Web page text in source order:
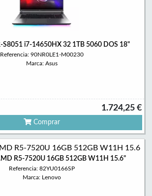
S8051 i7-14650HX 32 1TB 5060 DOS 18"
Referencia: 90NR0LE1-M00230
Marca: Asus
1.724,25 €
Comprar
R5-7520U 16GB 512GB W11H 15.6"
Referencia: 82YU0166SP
Marca: Lenovo